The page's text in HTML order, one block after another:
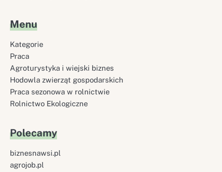
Menu
Kategorie
Praca
Agroturystyka i wiejski biznes
Hodowla zwierząt gospodarskich
Praca sezonowa w rolnictwie
Rolnictwo Ekologiczne
Polecamy
biznesnawsi.pl
agrojob.pl